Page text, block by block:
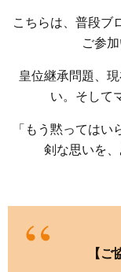
こちらは、普段ブ
ご参
皇位継承問題、
い。そして
「もう黙っては
剣な思いを
【ご